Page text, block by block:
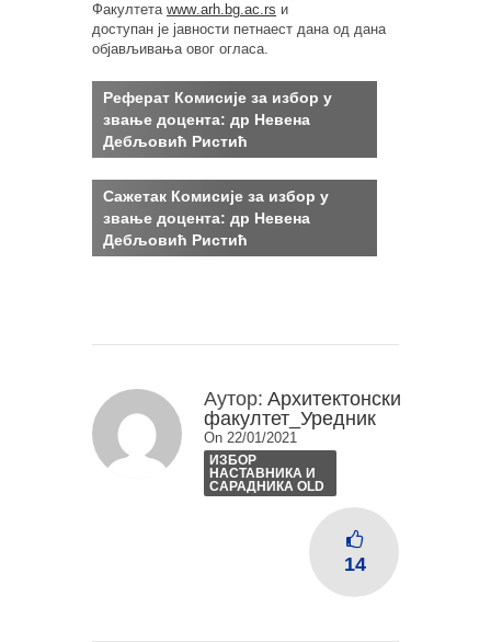
Факултета www.arh. bg.ac.rs и
доступан је јавности петнаест дана од дана
објављивања овог огласа.
Реферат Комисијe за избор у
звање доцента: др Невена
Дебљовић Ристић
Сажетак Комисијe за избор у
звање доцента: др Невена
Дебљовић Ристић
Аутор: Архитектонски
факултет_Уредник
On 22/01/2021
ИЗБОР
НАСТАВНИКА И
САРАДНИКА OLD
14